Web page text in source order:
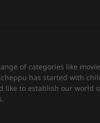
of categories like
has started with
like to establish our world